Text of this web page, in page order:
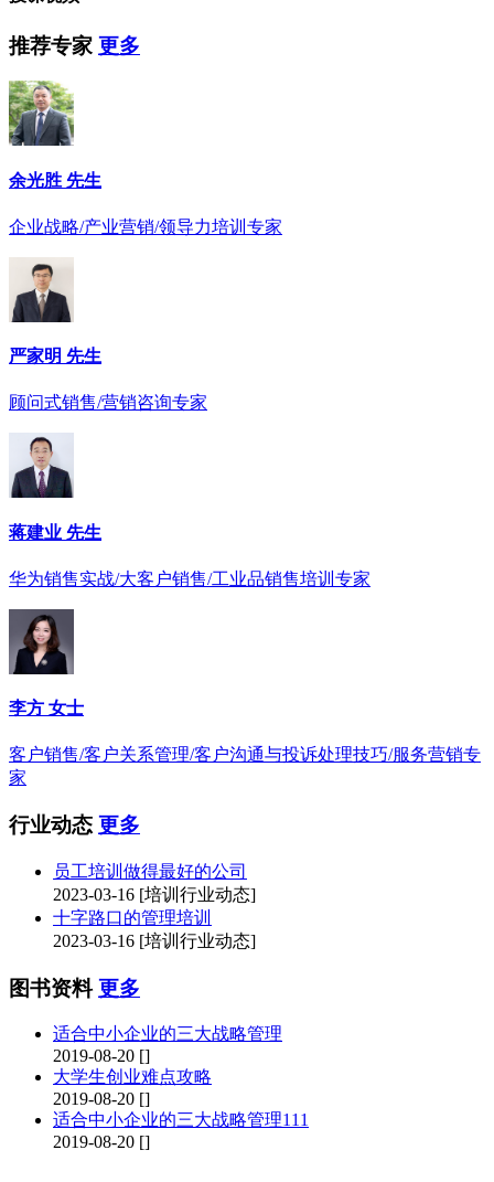
推荐专家 更多
余光胜 先生
企业战略/产业营销/领导力培训专家
严家明 先生
顾问式销售/营销咨询专家
蒋建业 先生
华为销售实战/大客户销售/工业品销售培训专家
李方 女士
客户销售/客户关系管理/客户沟通与投诉处理技巧/服务营销专
家
行业动态 更多
员工培训做得最好的公司
2023-03-16 [培训行业动态]
十字路口的管理培训
2023-03-16 [培训行业动态]
图书资料更多
适合中小企业的三大战略管理
2019-08-20 []
大学生创业难点攻略
2019-08-20 []
适合中小企业的三大战略管理111
2019-08-20 []